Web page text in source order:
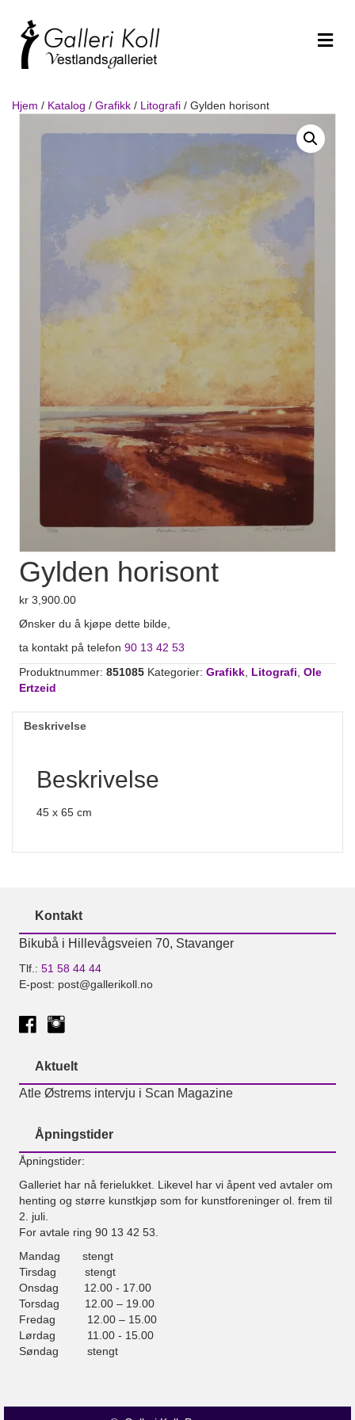
Hjem / Katalog / Grafikk / Litografi / Gylden horisont
Gylden horisont
kr 3,900.00
Ønsker du å kjøpe dette bilde,
ta kontakt på telefon 90 13 42 53
Produktnummer: 851085 Kategorier: Grafikk, Litografi, Ole
Ertzeid
Beskrivelse
Beskrivelse
45 x 65 cm
Kontakt
Bikubå i Hillevågsveien 70, Stavanger
Tlf.: 51 58 44 44
E-post: post@gallerikoll.no
Aktuelt
Atle Østrems intervju i Scan Magazine
Åpningstider
Åpningstider:
Galleriet har nå ferielukket. Likevel har vi åpent ved avtaler om
henting og større kunstkjøp som for kunstforeninger ol. frem til
2. juli.
For avtale ring 90 13 42 53.
Mandag stengt
Tirsdag stengt
Onsdag 12.00 - 17.00
Torsdag 12.00 – 19.00
Fredag 12.00 – 15.00
Lørdag 11.00 - 15.00
Søndag stengt